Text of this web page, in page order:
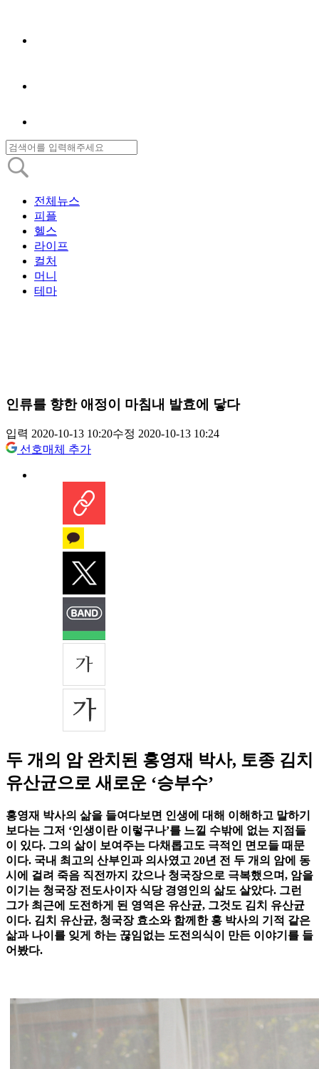
전체뉴스
피플
헬스
라이프
컬처
머니
테마
인류를 향한 애정이 마침내 발효에 닿다
입력 2020-10-13 10:20수정 2020-10-13 10:24
선호매체 추가
두 개의 암 완치된 홍영재 박사, 토종 김치
유산균으로 새로운 ‘승부수’
홍영재 박사의 삶을 들여다보면 인생에 대해 이해하고 말하기
보다는 그저 ‘인생이란 이렇구나’를 느낄 수밖에 없는 지점들
이 있다. 그의 삶이 보여주는 다채롭고도 극적인 면모들 때문
이다. 국내 최고의 산부인과 의사였고 20년 전 두 개의 암에 동
시에 걸려 죽음 직전까지 갔으나 청국장으로 극복했으며, 암을
이기는 청국장 전도사이자 식당 경영인의 삶도 살았다. 그런
그가 최근에 도전하게 된 영역은 유산균, 그것도 김치 유산균
이다. 김치 유산균, 청국장 효소와 함께한 홍 박사의 기적 같은
삶과 나이를 잊게 하는 끊임없는 도전의식이 만든 이야기를 들
어봤다.